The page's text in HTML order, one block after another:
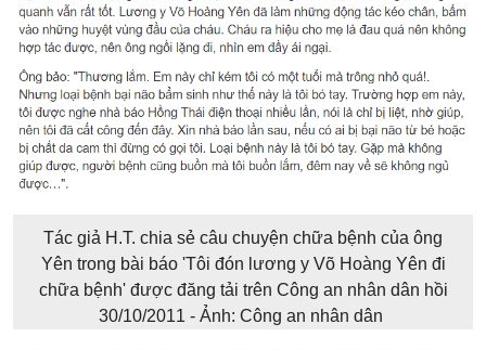
Tác giả H.T. chia sẻ câu chuyện chữa bệnh của ông
Yên trong bài báo 'Tôi đón lương y Võ Hoàng Yên đi
chữa bệnh' được đăng tải trên Công an nhân dân hồi
30/10/2011 - Ảnh: Công an nhân dân